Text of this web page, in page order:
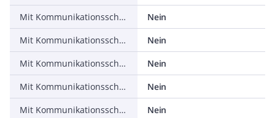
Mit Kommunikationsschnittstelle INTERBUS
Nein
Mit Kommunikationsschnittstelle PROFIBUS
Nein
Mit Kommunikationsschnittstelle RS-232
Nein
Mit Kommunikationsschnittstelle RS-422
Nein
Mit Kommunikationsschnittstelle RS-485
Nein